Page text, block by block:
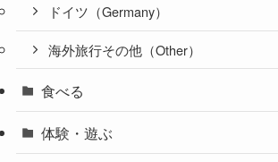
ドイツ（Germany）
海外旅行その他（Other）
食べる
体験・遊ぶ